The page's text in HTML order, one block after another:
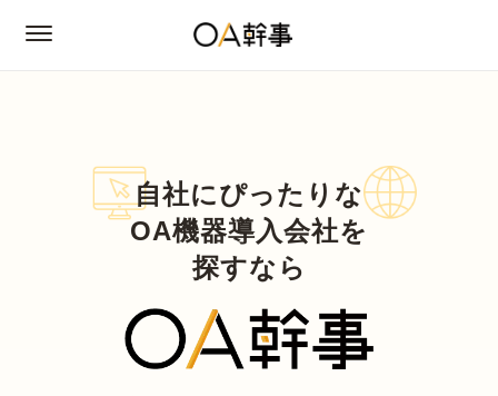
自社にぴったりな
OA機器導入会社を
探すなら